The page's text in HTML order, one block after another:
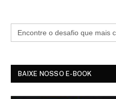
BAIXE NOSSO E-BOOK